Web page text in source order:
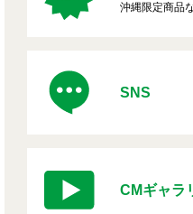
沖縄限定商品
SNS
CMギャラ